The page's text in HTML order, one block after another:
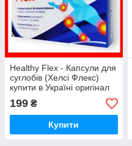
Healthy Flex - Капсули для
суглобів (Хелсі Флекс)
купити в Україні оригінал
199 ₴
Купити